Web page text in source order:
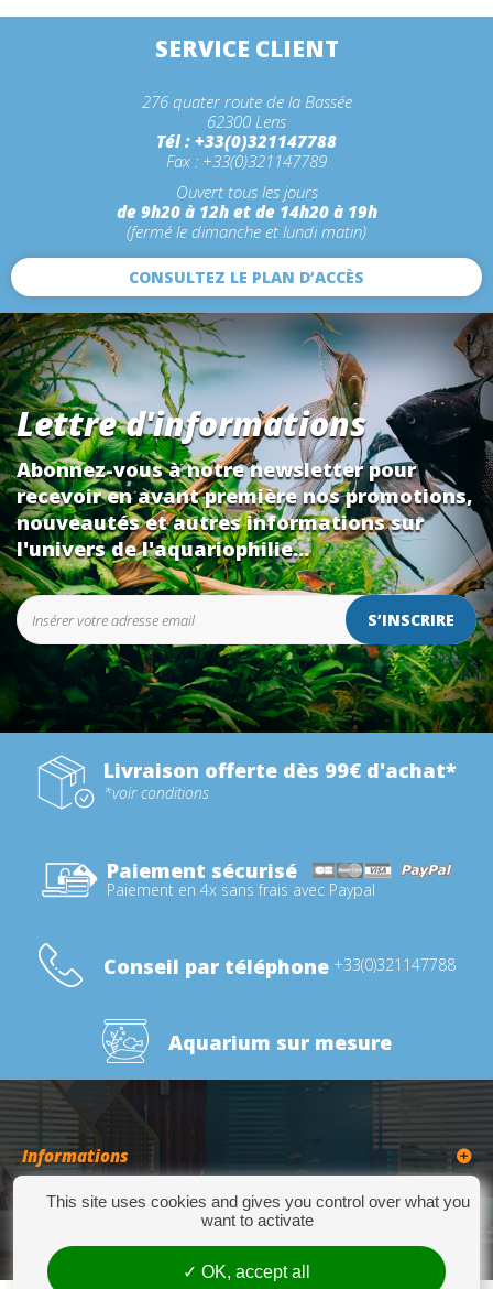
SERVICE CLIENT
276 quater route de la Bassée
62300 Lens
Tél : +33(0)321147788
Fax : +33(0)321147789
Ouvert tous les jours
de 9h20 à 12h et de 14h20 à 19h
(fermé le dimanche et lundi matin)
CONSULTEZ LE PLAN D’ACCÈS
Lettre d'informations
Abonnez-vous à notre newsletter pour
recevoir en avant première nos promotions,
nouveautés et autres informations sur
l'univers de l'aquariophilie...
S’INSCRIRE
Livraison offerte dès 99€ d'achat*
*voir conditions
Paiement sécurisé
Paiement en 4x sans frais avec Paypal
Conseil par téléphone +33(0)321147788
Aquarium sur mesure
Informations
Catégories
This site uses cookies and gives you control over what you
want to activate
OK, accept all